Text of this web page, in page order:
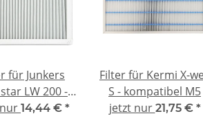
für Junkers
LW 200 -
G4
14,44 € *
Filter für Kermi X-
S - kompatibel M5
jetzt nur 21,75 € *